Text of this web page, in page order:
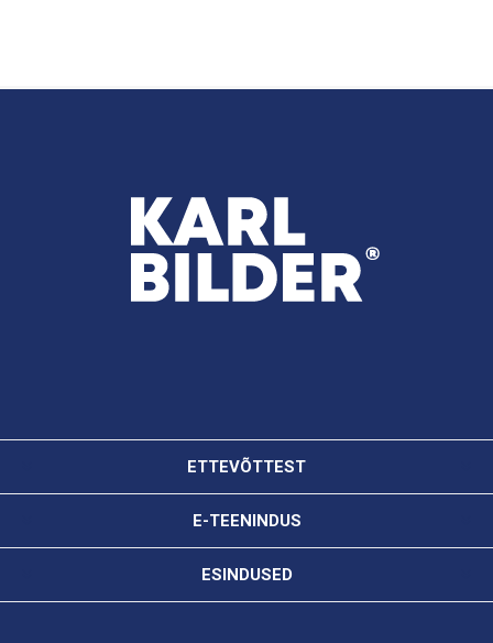
ETTEVÕTTEST
E-TEENINDUS
ESINDUSED